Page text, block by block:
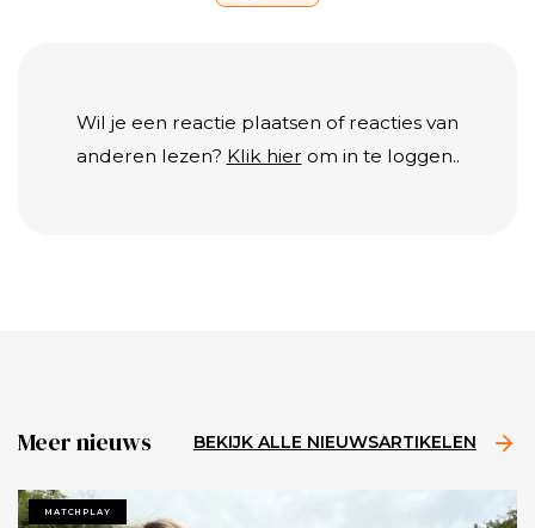
Wil je een reactie plaatsen of reacties van
anderen lezen? Klik hier om in te loggen..
Meer nieuws BEKIJK ALLE NIEUWSARTIKELEN
MATCHPLAY